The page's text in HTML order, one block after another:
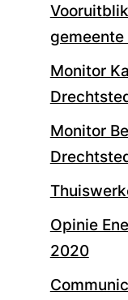
Monitor
Monitor
Opinie
2020